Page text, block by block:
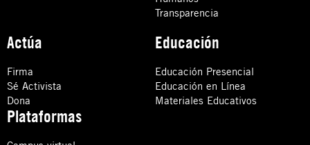
Transparencia
Actúa
Firma
Sé Activista
Dona
Educación
Educación Presencial
Educación en Línea
Materiales Educativos
Plataformas